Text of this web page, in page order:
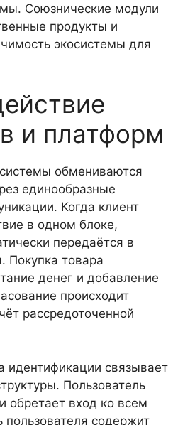
Союзнические модули
продукты и
экосистемы для
и платформ
обмениваются
единообразные
Когда клиент
в одном блоке,
передаётся в
Покупка товара
денег и добавление
происходит
рассредоточенной
идентификации связывает
Пользователь
обретает вход ко всем
содержит